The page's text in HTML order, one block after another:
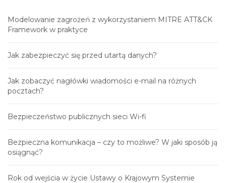
Modelowanie zagrożeń z wykorzystaniem MITRE ATT&CK
Framework w praktyce
Jak zabezpieczyć się przed utartą danych?
Jak zobaczyć nagłówki wiadomości e-mail na różnych
pocztach?
Bezpieczeństwo publicznych sieci Wi-fi
Bezpieczna komunikacja – czy to możliwe? W jaki sposób ją
osiągnąć?
Rok od wejścia w życie Ustawy o Krajowym Systemie